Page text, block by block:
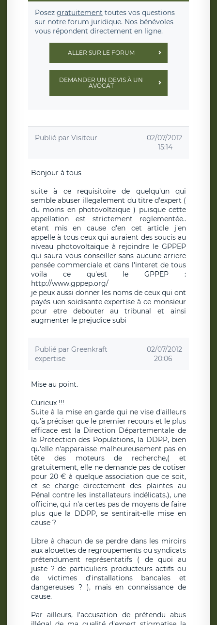
Posez gratuitement toutes vos questions
sur notre forum juridique. Nos bénévoles
vous répondent directement en ligne.
ALLER SUR LE FORUM
DEMANDER UN DEVIS À UN
AVOCAT
Publié par Visiteur
02/07/2012
15:14
Bonjour à tous
suite à ce requisitoire de quelqu'un qui
semble abuser illegalement du titre d'expert (
du moins en photovoltaique ) puisque cette
appellation est strictement reglementée..
etant mis en cause d'en cet article j'en
appelle à tous ceux qui auraient des soucis au
niveau photovoltaique à rejoindre le GPPEP
qui saura vous conseiller sans aucune arriere
pensée commerciale et dans l'interet de tous
voila ce qu'est le GPPEP :
http://www.gppep.org/
je peux aussi donner les noms de ceux qui ont
payés uen soidisante expertise à ce monsieur
pour etre debouter au tribunal et ainsi
augmenter le prejudice subi
Publié par Greenkraft
expertise
02/07/2012
20:06
Mise au point.
Curieux !!!
Suite à la mise en garde qui ne vise d'ailleurs
qu'à préciser que le premier recours et le plus
efficace est la Direction Départementale de
la Protection des Populations, la DDPP, bien
qu'elle n'apparaisse malheureusement pas en
tête des moteurs de recherche,( et
gratuitement, elle ne demande pas de cotiser
pour 20 € à quelque association que ce soit,
et se charge directement des plaintes au
Pénal contre les installateurs indélicats.), une
officine, qui n'a certes pas de moyens de faire
plus que la DDPP, se sentirait-elle mise en
cause ?
Libre à chacun de se perdre dans les miroirs
aux alouettes de regroupements ou syndicats
prétendument représentatifs ( de quoi au
juste ? de particuliers producteurs actifs ou
de victimes d'installations bancales et
dangereuses ? ), mais en connaissance de
cause.
Par ailleurs, l'accusation de prétendu abus